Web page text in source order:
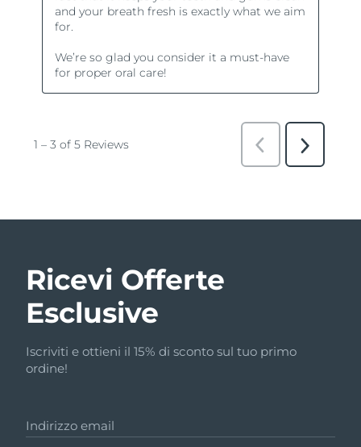
Ricevi Offerte
Esclusive
Iscriviti e ottieni il 15% di sconto sul tuo primo
ordine!
Indirizzo email